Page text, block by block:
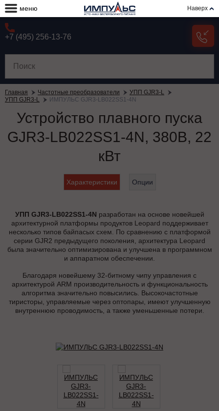
меню Наверх
+7 (495) 256-13-76
Главная Частотные преобразователи
УПП GJR3-L
УПП GJR3-L
ИМПУЛЬС GJR3-LB022SS1-4N
Устройство плавного пуска
GJR3-LB022SS1-4N, 380В, 22
кВт
Характеристики Опции
УПП GJR3-LB022SS1-4N разработан на основе новейшей
архитектурной платформы продуктов Leopard поддерживает
несколько типов байпасых схем. По сравнению с платформой
серии GJR2 предыдущего поколения, архитектура Leopard
была значительно оптимизирована и улучшена в программном
и аппаратном обеспечении.
Благодаря новейшему 32-битному чипу управления с
архитектурой ARM производительность и функциональность
алгоритма значительно повысились. Высокочастотные
тиристоры, управляемые через оптопары, имеют улучшенную
внутреннюю проводимость, а также уменьшенные потери.